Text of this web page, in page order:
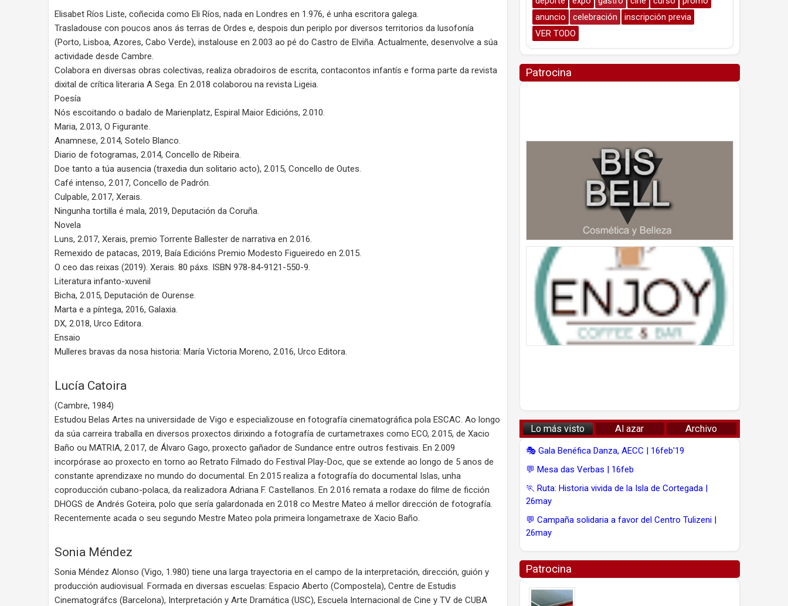
Elisabet Ríos Liste, coñecida como Eli Ríos, nada en Londres en 1.976, é unha escritora galega.
Trasladouse con poucos anos ás terras de Ordes e, despois dun periplo por diversos territorios da lusofonía
(Porto, Lisboa, Azores, Cabo Verde), instalouse en 2.003 ao pé do Castro de Elviña. Actualmente, desenvolve a súa
actividade desde Cambre.
Colabora en diversas obras colectivas, realiza obradoiros de escrita, contacontos infantís e forma parte da revista
dixital de crítica literaria A Sega. En 2.018 colaborou na revista Ligeia.
Poesía
Nós escoitando o badalo de Marienplatz, Espiral Maior Edicións, 2.010.
Maria, 2.013, O Figurante.
Anamnese, 2.014, Sotelo Blanco.
Diario de fotogramas, 2.014, Concello de Ribeira.
Doe tanto a túa ausencia (traxedia dun solitario acto), 2.015, Concello de Outes.
Café intenso, 2.017, Concello de Padrón.
Culpable, 2.017, Xerais.
Ningunha tortilla é mala, 2019, Deputación da Coruña.
Novela
Luns, 2.017, Xerais, premio Torrente Ballester de narrativa en 2.016.
Remexido de patacas, 2019, Baía Edicións Premio Modesto Figueiredo en 2.015.
O ceo das reixas (2019). Xerais. 80 páxs. ISBN 978-84-9121-550-9.
Literatura infanto-xuvenil
Bicha, 2.015, Deputación de Ourense.
Marta e a píntega, 2016, Galaxia.
DX, 2.018, Urco Editora.
Ensaio
Mulleres bravas da nosa historia: María Victoria Moreno, 2.016, Urco Editora.
Lucía Catoira
(Cambre, 1984)
Estudou Belas Artes na universidade de Vigo e especializouse en fotografía cinematográfica pola ESCAC. Ao longo
da súa carreira traballa en diversos proxectos dirixindo a fotografía de curtametraxes como ECO, 2.015, de Xacio
Baño ou MATRIA, 2.017, de Álvaro Gago, proxecto gañador de Sundance entre outros festivais. En 2.009
incorpórase ao proxecto en torno ao Retrato Filmado do Festival Play-Doc, que se extende ao longo de 5 anos de
constante aprendizaxe no mundo do documental. En 2.015 realiza a fotografía do documental Islas, unha
coproducción cubano-polaca, da realizadora Adriana F. Castellanos. En 2.016 remata a rodaxe do filme de ficción
DHOGS de Andrés Goteira, polo que sería galardonada en 2.018 co Mestre Mateo á mellor dirección de fotografía.
Recentemente acada o seu segundo Mestre Mateo pola primeira longametraxe de Xacio Baño.
Sonia Méndez
Sonia Méndez Alonso (Vigo, 1.980) tiene una larga trayectoria en el campo de la interpretación, dirección, guión y
producción audiovisual. Formada en diversas escuelas: Espacio Aberto (Compostela), Centre de Estudis
Cinematográfcs (Barcelona), Interpretación y Arte Dramática (USC), Escuela Internacional de Cine y TV de CUBA
anuncio
celebración
inscripción previa
VER TODO
Patrocina
Lo más visto Al azar Archivo
🎭 Gala Benéfica Danza, AECC | 16feb'19
💬 Mesa das Verbas | 16feb
🏃 Ruta: Historia vivida de la Isla de Cortegada |
26may
💬 Campaña solidaria a favor del Centro Tulizeni |
26may
Patrocina